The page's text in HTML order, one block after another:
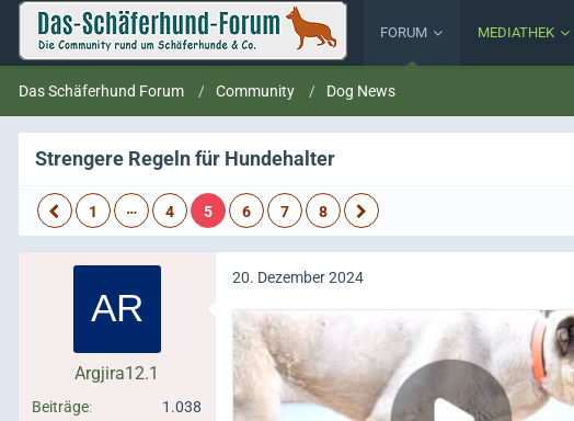
FORUM MEDIATHEK
Das Schäferhund Forum Community Dog News
Strengere Regeln für Hundehalter
1 … 4 5 6 7 8
Argjira12.1
Beiträge
1.038
20. Dezember 2024